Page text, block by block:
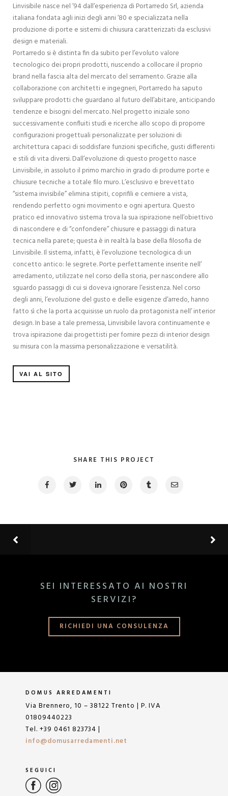
Linvisibile nasce nel ’94 dall’esperienza di Portarredo Srl, azienda
italiana fondata agli inizi degli anni ’80 e specializzata nella
produzione di porte e sistemi di chiusura caratterizzati da esclusivi
design e materiali.
Portarredo si è distinta fin da subito per l’evoluto valore
tecnologico dei propri prodotti, riuscendo a collocare il proprio
brand nella fascia alta del mercato del serramento. Grazie alla
collaborazione con architetti e ingegneri, Portarredo ha saputo
sviluppare prodotti che guardano al futuro dell’abitare, anticipando
tendenze e bisogni del mercato. Nel progetto iniziale sono
successivamente confluiti studi e ricerche allo scopo di proporre
configurazioni progettuali personalizzate per soluzioni di
architettura capaci di soddisfare funzioni specifiche, gusti differenti
e stili di vita diversi. Dall’evoluzione di questo progetto nasce
Linvisibile, in assoluto il primo marchio in grado di produrre porte e
chiusure tecniche a totale filo muro. L’esclusivo e brevettato
“sistema invisibile” elimina stipiti, coprifili e cerniere a vista,
rendendo perfetto ogni movimento e ogni apertura. Questo
pratico ed innovativo sistema trova la sua ispirazione nell’obiettivo
di nascondere e di “confondere” chiusure e passaggi di natura
tecnica nella parete; questa è in realtà la base della filosofia de
Linvisibile. Il sistema, infatti, è l’evoluzione tecnologica di un
concetto antico: le segrete. Porte perfettamente inserite nell’
arredamento, utilizzate nel corso della storia, per nascondere allo
sguardo passaggi di cui si doveva ignorare l’esistenza. Nel corso
degli anni, l’evoluzione del gusto e delle esigenze d’arredo, hanno
fatto sì che la porta acquisisse un ruolo da protagonista nell’ interior
design. In base a tale premessa, Linvisibile lavora continuamente e
trova ispirazione dai progettisti per fornire pezzi di interior design
su misura con la massima personalizzazione e versatilità.
VAI AL SITO
SHARE THIS PROJECT
SEI INTERESSATO AI NOSTRI
SERVIZI?
RICHIEDI UNA CONSULENZA
DOMUS ARREDAMENTI
Via Brennero, 10 – 38122 Trento | P. IVA
01809440223
Tel. +39 0461 823734 |
info@domusarredamenti.net
SEGUICI